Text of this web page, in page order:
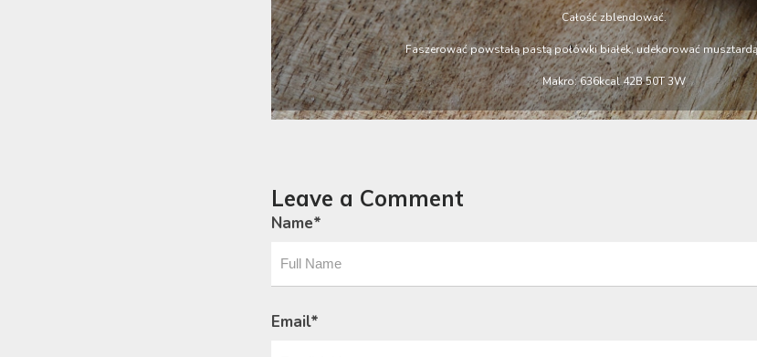
Całość zblendować.
Faszerować powstałą pastą połówki białek, udekorować
Makro: 636kcal 42B 50T 3W
Leave a Comment
Name*
Email*